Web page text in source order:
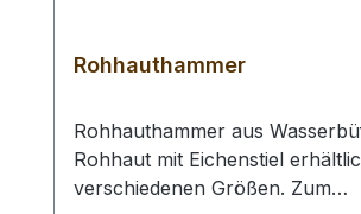
Rohhauthammer
Rohhauthammer aus
Rohhaut mit Eichenstiel
verschiedenen Größen. Zum